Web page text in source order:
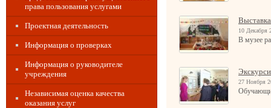
права пользования услугами
Проектная деятельность
Информация о проверках
Информация о руководителе
учреждения
Независимая оценка качества
оказания услуг
10 Декабря
В музее
27 Ноября